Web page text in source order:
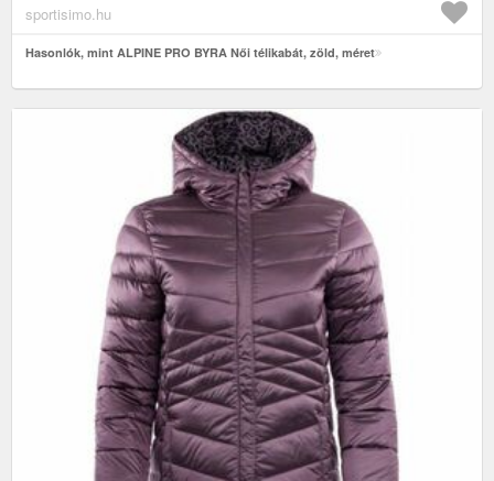
sportisimo.hu
Hasonlók, mint ALPINE PRO BYRA Női télikabát, zöld, méret